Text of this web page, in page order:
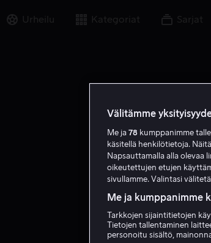
Urheilu Kategoriat Sarjat
Välitämme
Me ja 78 kumppanimme
käsitellä henkilötietoja.
Napsauttamalla alla olevaa
oikeutettujen etujen
sivullamme. Valintasi
Me ja kumppanimme
Tarkkojen sijaintitietojen
Tietojen tallentaminen
personoitu sisältö,